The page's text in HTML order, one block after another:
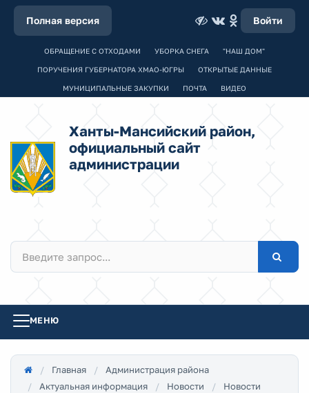
Полная версия Войти
ОБРАЩЕНИЕ С ОТХОДАМИ УБОРКА СНЕГА "НАШ ДОМ"
ПОРУЧЕНИЯ ГУБЕРНАТОРА ХМАО-ЮГРЫ ОТКРЫТЫЕ ДАННЫЕ
МУНИЦИПАЛЬНЫЕ ЗАКУПКИ ПОЧТА ВИДЕО
Ханты-Мансийский район,
официальный сайт
администрации
МЕНЮ
Главная
Администрация района
Актуальная информация
Новости Новости